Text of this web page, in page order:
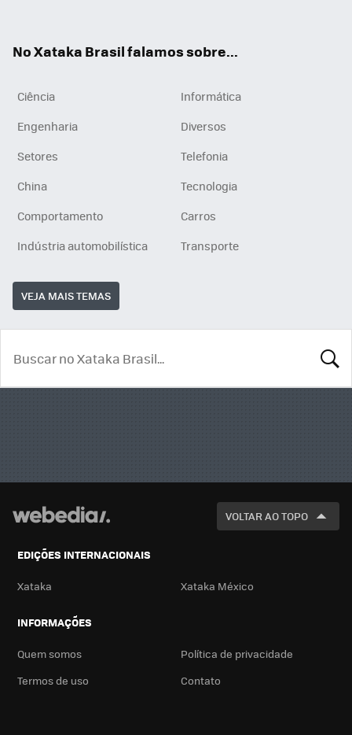
No Xataka Brasil falamos sobre...
Ciência
Informática
Engenharia
Diversos
Setores
Telefonia
China
Tecnologia
Comportamento
Carros
Indústria automobilística
Transporte
VEJA MAIS TEMAS
VOLTAR AO TOPO
EDIÇÕES INTERNACIONAIS
Xataka Xataka México
INFORMAÇÕES
Quem somos
Política de privacidade
Termos de uso
Contato